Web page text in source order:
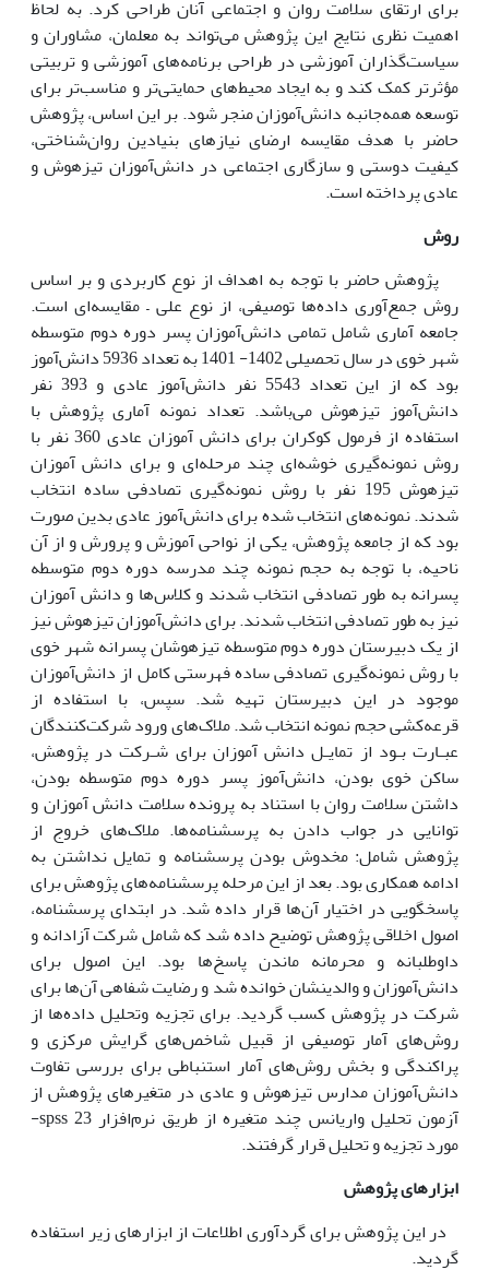
برای ارتقای سلامت روان و اجتماعی آنان طراحی کرد. به لحاظ
اهمیت نظری نتایج این پژوهش می‌تواند به معلمان، مشاوران و
سیاست‌گذاران آموزشی در طراحی برنامه‌های آموزشی و تربیتی
مؤثرتر کمک کند و به ایجاد محیط‌های حمایتی‌تر و مناسب‌تر برای
توسعه همه‌جانبه دانش‌آموزان منجر شود. بر این اساس، پژوهش
حاضر با هدف مقایسه ارضای نیازهای بنیادین روان‌شناختی،
کیفیت دوستی و سازگاری اجتماعی در دانش‌آموزان تیزهوش و
عادی پرداخته است.
روش
پژوهش‌ حاضر با توجه به اهداف از نوع کاربردی و بر اساس
روش جمع‌آوری داده‌ها توصیفی‌، از نوع علی – مقایسه‌ای است.‌
جامعه آماری شامل تمامی دانش‌آموزان پسر دوره دوم متوسطه
شهر خوی در سال تحصیلی 1402- 1401 به تعداد 5936 دانش‌آموز
بود که از این تعداد 5543 نفر دانش‌آموز عادی و 393 نفر
دانش‌آموز تیزهوش می‌باشد. تعداد نمونه آماری پژوهش با
استفاده از فرمول کوکران برای دانش آموزان عادی 360 نفر با
روش نمونه‌گیری خوشه‌ای چند مرحله‌ای و برای دانش آموزان
تیزهوش 195 نفر با روش نمونه‌گیری تصادفی ساده انتخاب
شدند. نمونه‌های انتخاب شده برای دانش‌آموز عادی بدین صورت
بود که از جامعه پژوهش، یکی از نواحی آموزش و پرورش و از آن
ناحیه، با توجه به حجم نمونه چند مدرسه دوره دوم متوسطه
پسرانه به طور تصادفی انتخاب شدند و کلاس‌ها و دانش آموزان
نیز به طور تصادفی انتخاب شدند. برای دانش‌آموزان تیزهوش نیز
از یک دبیرستان دوره دوم متوسطه تیزهوشان پسرانه شهر خوی
با روش نمونه‌گیری تصادفی ساده فهرستی کامل از دانش‌آموزان
موجود در این دبیرستان تهیه شد. سپس، با استفاده از
قرعه‌کشی حجم نمونه انتخاب شد. ملاک‌های ورود شرکت‌کنندگان
عبـارت بـود از تمایـل دانش آموزان برای شـرکت در پژوهش،
ساکن خوی بودن، دانش‌آموز پسر دوره دوم متوسطه بودن،
داشتن سلامت روان با استناد به پرونده سلامت دانش آموزان و
توانایی در جواب دادن به پرسشنامه‌ها. ملاک‌های خروج از
پژوهش شامل: مخدوش بودن پرسشنامه و تمایل نداشتن به
ادامه همکاری بود. بعد از این‌ مرحله‌ پرسشنامه‌های‌ پژوهش‌ برای‌
پاسخگویی‌ در اختیار آن‌ها قرار داده شد. در ابتدای پرسشنامه،
اصول اخلاقی پژوهش توضیح داده شد که شامل شرکت آزادانه و
داوطلبانه و محرمانه ماندن پاسخ‌ها بود. این اصول برای
دانش‌آموزان و والدینشان خوانده شد و رضایت شفاهی آن‌ها برای
شرکت در پژوهش کسب گردید. برای تجزیه‌ وتحلیل داده‌ها از
روش‌های آمار توصیفی از قبیل شاخص‌های گرایش مرکزی و
پراکندگی و بخش روش‌های آمار استنباطی برای بررسی‌ تفاوت
دانش‌آموزان مدارس تیزهوش و عادی در متغیرهای پژوهش از
آزمون تحلیل واریانس چند متغیره از طریق نرم‌افزار 23 spss-
مورد تجزیه‌ و تحلیل قرار گرفتند.
ابزارهای پژوهش
در این پژوهش برای گردآوری اطلاعات از ابزارهای زیر استفاده
گردید.